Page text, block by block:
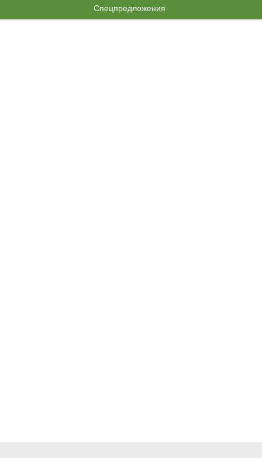
Спецпредложения